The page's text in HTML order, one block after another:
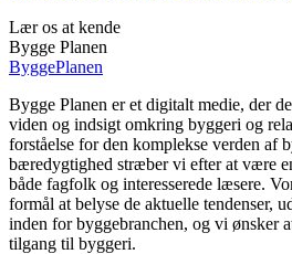
Lær os at kende
Bygge Planen
ByggePlanen
Bygge Planen er et digitalt medie, der
viden og indsigt omkring byggeri og
forståelse for den komplekse verden af
bæredygtighed stræber vi efter at være
både fagfolk og interesserede læsere.
formål at belyse de aktuelle tendenser,
inden for byggebranchen, og vi ønsker
tilgang til byggeri.